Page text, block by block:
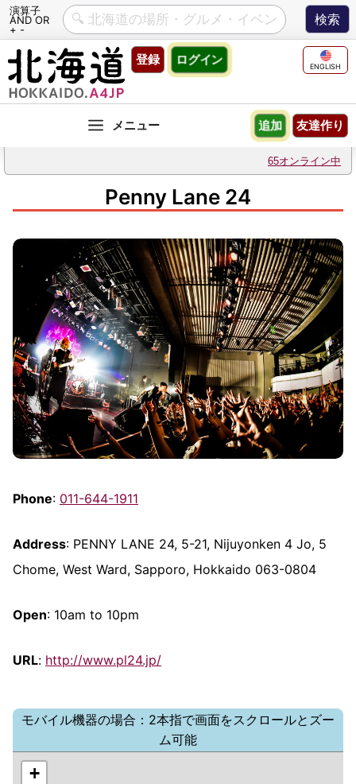
演算子
AND OR
+ -
Skip
content
登録 ログイン ENGLISH
友達作り
追加
65オンライン中
Penny Lane 24
Phone: 011-644-1911
Address: PENNY LANE 24, 5-21, Nijuyonken 4 Jo, 5
Chome, West Ward, Sapporo, Hokkaido 063-0804
Open: 10am to 10pm
URL: http://www.pl24.jp/
モバイル機器の場合：2本指で画面をスクロールとズー
ム可能
+